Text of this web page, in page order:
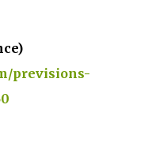
previsions-